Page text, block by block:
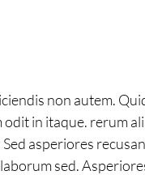
non autem.
in itaque. rerum
asperiores
sed.